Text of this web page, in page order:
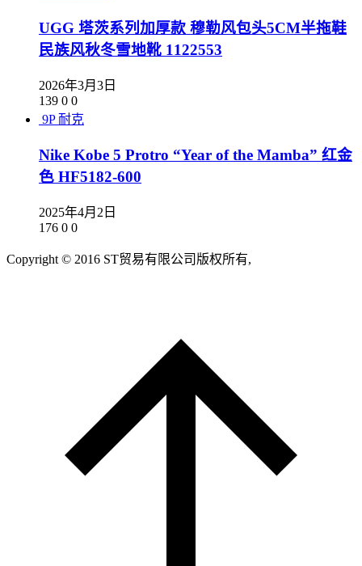
UGG 塔茨系列加厚款 穆勒风包头5CM半拖鞋
民族风秋冬雪地靴 1122553
2026年3月3日
139 0 0
9P 耐克
Nike Kobe 5 Protro “Year of the Mamba” 红金
色 HF5182-600
2025年4月2日
176 0 0
Copyright © 2016 ST贸易有限公司版权所有,